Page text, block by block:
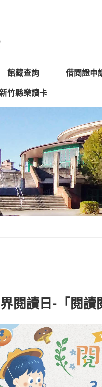
館藏查詢 借閱證申
新竹縣樂讀卡
閱讀日-「閱讀